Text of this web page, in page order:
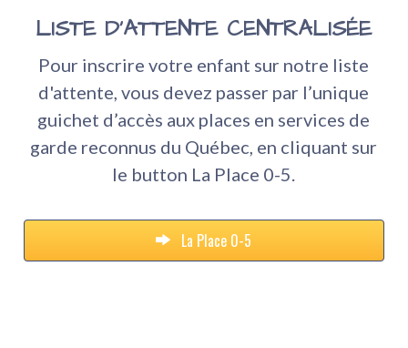
LISTE D'ATTENTE CENTRALISÉE
Pour inscrire votre enfant sur notre liste
d'attente, vous devez passer par l’unique
guichet d’accès aux places en services de
garde reconnus du Québec, en cliquant sur
le button La Place 0-5.
La Place 0-5